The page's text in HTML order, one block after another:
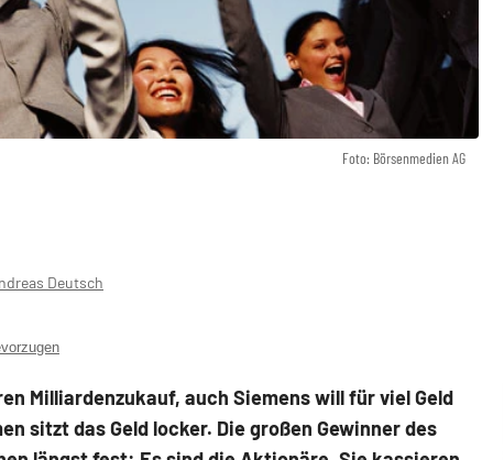
Foto: Börsenmedien AG
Deutsch
Milliardenzukauf, auch Siemens will für viel Geld
sitzt das Geld locker. Die großen Gewinner des